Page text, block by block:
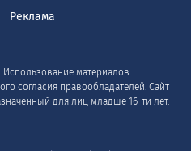
Реклама
Использование материалов
согласия правообладателей. Сайт
для лиц младше 16-ти лет.